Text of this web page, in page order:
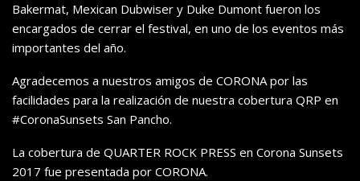
Bakermat, Mexican Dubwiser y Duke Dumont fueron los
encargados de cerrar el festival, en uno de los eventos más
importantes del año.
Agradecemos a nuestros amigos de CORONA por las
facilidades para la realización de nuestra cobertura QRP en
#CoronaSunsets San Pancho.
La cobertura de QUARTER ROCK PRESS en Corona Sunsets
2017 fue presentada por CORONA.